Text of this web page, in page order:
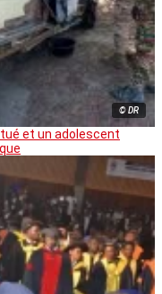
© DR
et un adolescent